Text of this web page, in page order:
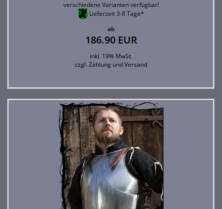
verschiedene Varianten verfügbar!
Lieferzeit 3-8 Tage*
ab
186.90 EUR
inkl. 19% MwSt.
zzgl.Zahlung und Versand